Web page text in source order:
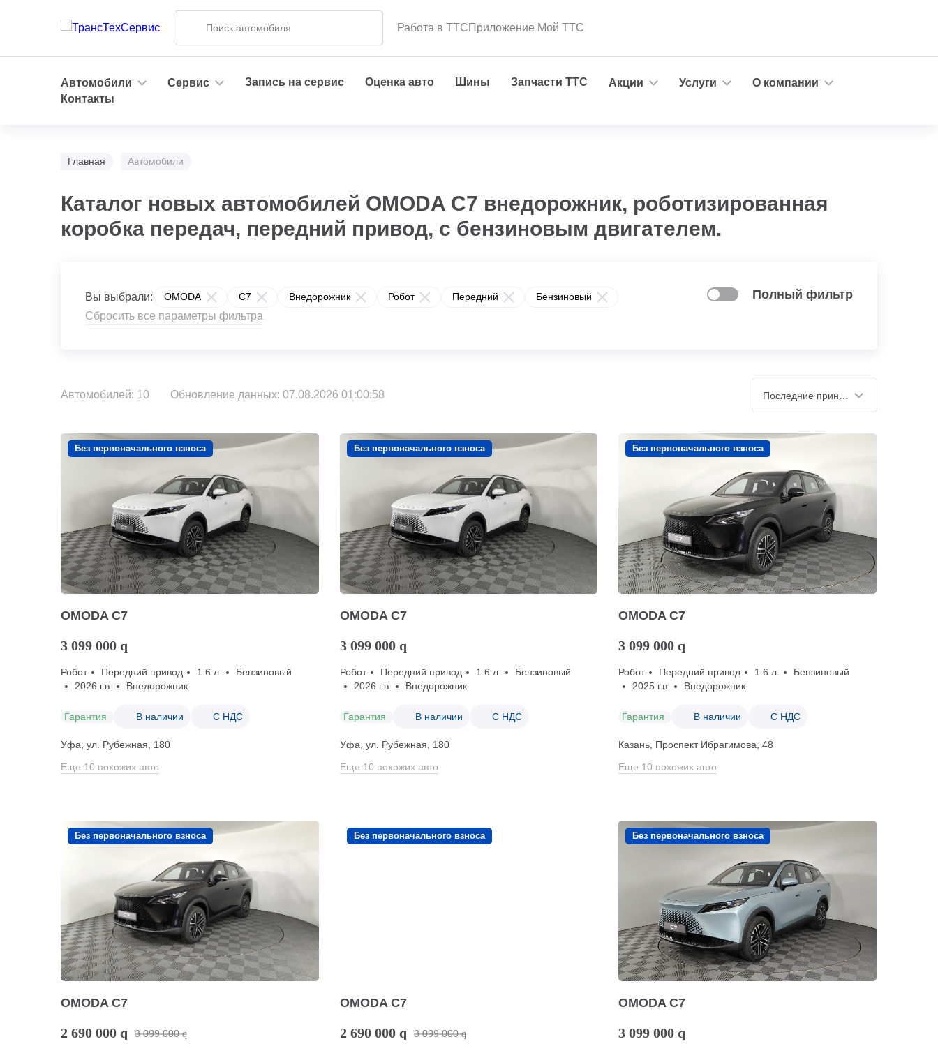
Работа в ТТСПриложение Мой ТТС
Автомобили Сервис Запись на сервис Оценка авто Шины Запчасти ТТС Акции Услуги
О компании
Контакты
Главная Автомобили
Каталог новых автомобилей OMODA C7 внедорожник, роботизированная
коробка передач, передний привод, с бензиновым двигателем.
Вы выбрали: OMODA C7 Внедорожник Робот Передний Бензиновый
Сбросить все параметры фильтра
Полный фильтр
Автомобилей: 10 Обновление данных: 07.08.2026 01:00:58
Без первоначального взноса
OMODA C7
3 099 000 q
Робот Передний привод 1.6 л.
Бензиновый
2026 г.в.
Внедорожник
Гарантия В наличии С НДС
Уфа, ул. Рубежная, 180
Еще 10 похожих авто
Без первоначального взноса
OMODA C7
3 099 000 q
Робот Передний привод 1.6 л.
Бензиновый
2026 г.в.
Внедорожник
Гарантия В наличии С НДС
Уфа, ул. Рубежная, 180
Еще 10 похожих авто
Без первоначального взноса
OMODA C7
3 099 000 q
Робот Передний привод 1.6 л.
Бензиновый
2025 г.в.
Внедорожник
Гарантия В наличии С НДС
Казань, Проспект Ибрагимова, 48
Еще 10 похожих авто
Без первоначального взноса
OMODA C7
2 690 000 q 3 099 000 q
Без первоначального взноса
OMODA C7
2 690 000 q 3 099 000 q
Без первоначального взноса
OMODA C7
3 099 000 q